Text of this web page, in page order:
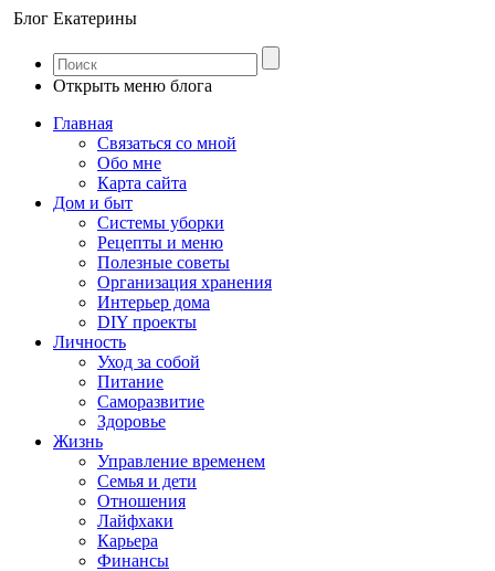
Блог Екатерины
Открыть меню блога
Главная
Связаться со мной
Обо мне
Карта сайта
Дом и быт
Системы уборки
Рецепты и меню
Полезные советы
Организация хранения
Интерьер дома
DIY проекты
Личность
Уход за собой
Питание
Саморазвитие
Здоровье
Жизнь
Управление временем
Семья и дети
Отношения
Лайфхаки
Карьера
Финансы